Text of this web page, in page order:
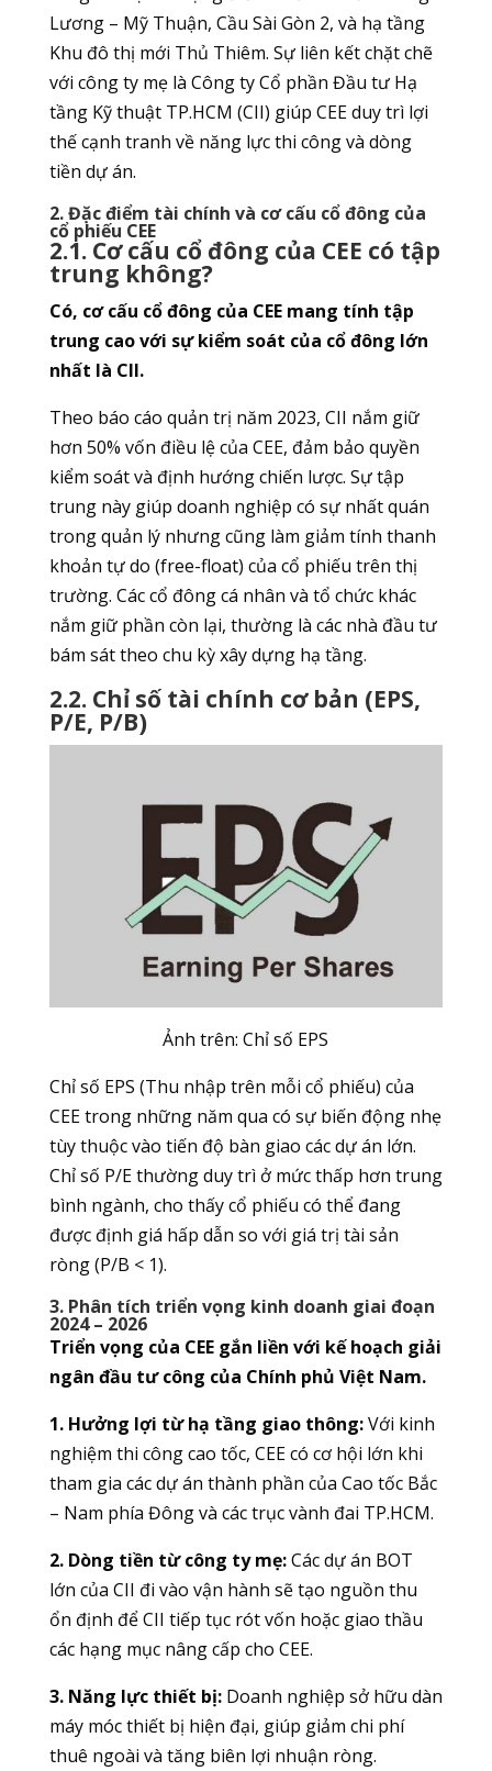
Lương – Mỹ Thuận, Cầu Sài Gòn 2, và hạ tầng
Khu đô thị mới Thủ Thiêm. Sự liên kết chặt chẽ
với công ty mẹ là Công ty Cổ phần Đầu tư Hạ
tầng Kỹ thuật TP.HCM (CII) giúp CEE duy trì lợi
thế cạnh tranh về năng lực thi công và dòng
tiền dự án.
2. Đặc điểm tài chính và cơ cấu cổ đông của
cổ phiếu CEE
2.1. Cơ cấu cổ đông của CEE có tập
trung không?
Có, cơ cấu cổ đông của CEE mang tính tập
trung cao với sự kiểm soát của cổ đông lớn
nhất là CII.
Theo báo cáo quản trị năm 2023, CII nắm giữ
hơn 50% vốn điều lệ của CEE, đảm bảo quyền
kiểm soát và định hướng chiến lược. Sự tập
trung này giúp doanh nghiệp có sự nhất quán
trong quản lý nhưng cũng làm giảm tính thanh
khoản tự do (free-float) của cổ phiếu trên thị
trường. Các cổ đông cá nhân và tổ chức khác
nắm giữ phần còn lại, thường là các nhà đầu tư
bám sát theo chu kỳ xây dựng hạ tầng.
2.2. Chỉ số tài chính cơ bản (EPS,
P/E, P/B)
Ảnh trên:Chỉ số EPS
Chỉ số EPS (Thu nhập trên mỗi cổ phiếu) của
CEE trong những năm qua có sự biến động nhẹ
tùy thuộc vào tiến độ bàn giao các dự án lớn.
Chỉ số P/E thường duy trì ở mức thấp hơn trung
bình ngành, cho thấy cổ phiếu có thể đang
được định giá hấp dẫn so với giá trị tài sản
ròng (P/B < 1).
3. Phân tích triển vọng kinh doanh giai đoạn
2024 – 2026
Triển vọng của CEE gắn liền với kế hoạch giải
ngân đầu tư công của Chính phủ Việt Nam.
1. Hưởng lợi từ hạ tầng giao thông:Với kinh
nghiệm thi công cao tốc, CEE có cơ hội lớn khi
tham gia các dự án thành phần của Cao tốc Bắc
– Nam phía Đông và các trục vành đai TP.HCM.
2. Dòng tiền từ công ty mẹ:Các dự án BOT
lớn của CII đi vào vận hành sẽ tạo nguồn thu
ổn định để CII tiếp tục rót vốn hoặc giao thầu
các hạng mục nâng cấp cho CEE.
3. Năng lực thiết bị:Doanh nghiệp sở hữu dàn
máy móc thiết bị hiện đại, giúp giảm chi phí
thuê ngoài và tăng biên lợi nhuận ròng.